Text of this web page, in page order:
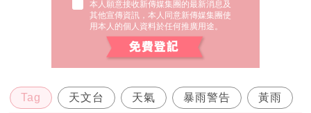
本人願意接收新傳媒集團的最新消息及
其他宣傳資訊，本人同意新傳媒集團使
用本人的個人資料於任何推廣用途。
Tag 天文台 天氣 暴雨警告 黃雨